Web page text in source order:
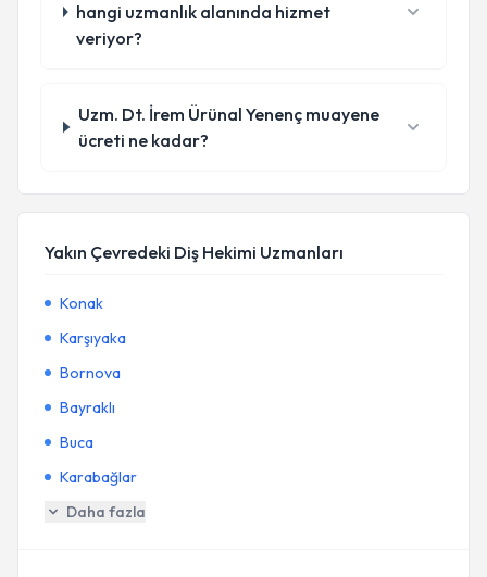
hangi uzmanlık alanında hizmet
veriyor?
Uzm. Dt. İrem Ürünal Yenenç muayene
ücreti ne kadar?
Yakın Çevredeki Diş Hekimi Uzmanları
Konak
Karşıyaka
Bornova
Bayraklı
Buca
Karabağlar
Daha fazla